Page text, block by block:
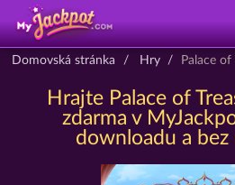
Domovská stránka Hry Palace of
Hrajte Palace of
zdarma v
downloadu a bez